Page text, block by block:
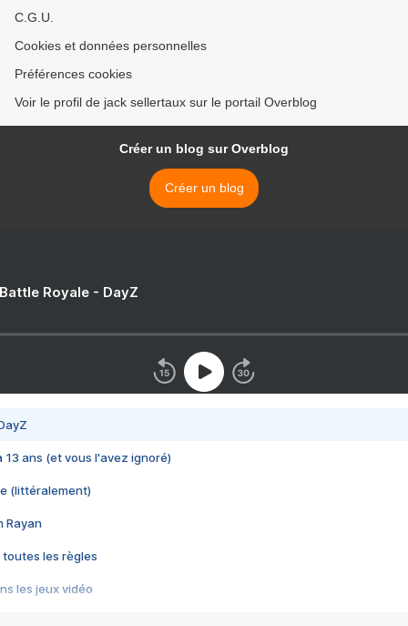
C.G.U.
Cookies et données personnelles
Préférences cookies
Voir le profil de jack sellertaux sur le portail Overblog
Créer un blog sur Overblog
Créer un blog
Royale - DayZ
13 ans (et vous l'avez ignoré)
(littéralement)
Rayan
toutes les règles
les jeux vidéo